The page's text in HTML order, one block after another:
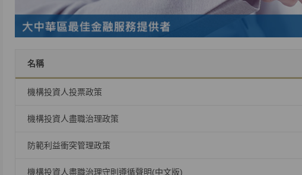
名稱
機構投資人投票政策
機構投資人盡職治理政策
防範利益衝突管理政策
機構投資人盡職治理守則遵循聲明(中文版)